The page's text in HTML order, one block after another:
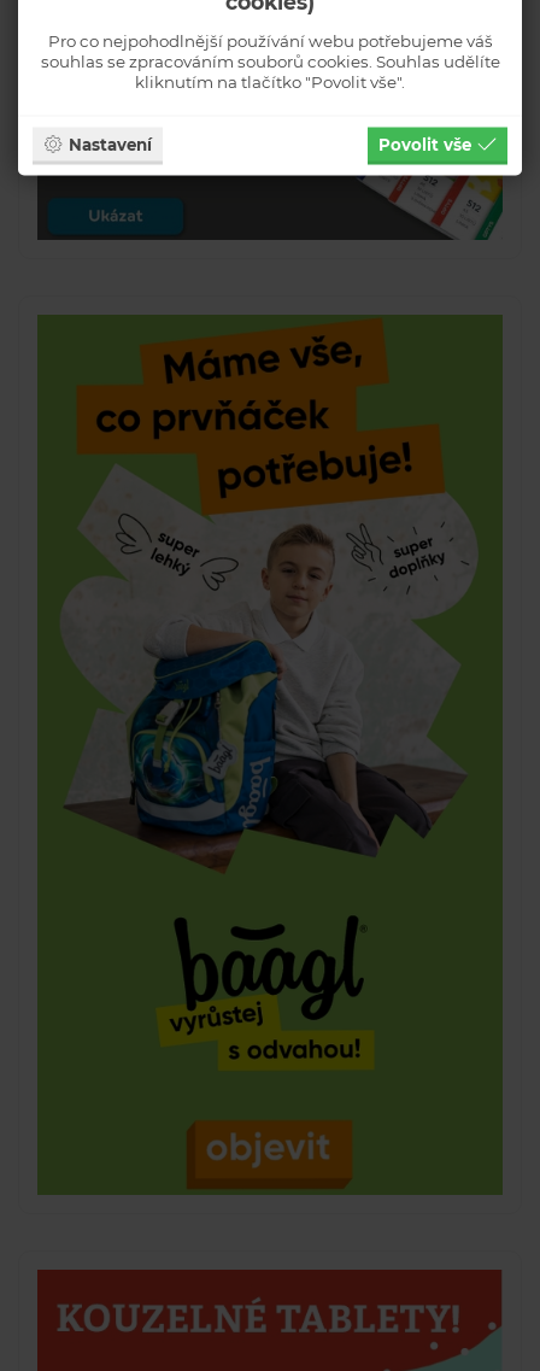
Pro co nejpohodlnější používání webu potřebujeme váš
souhlas se zpracováním souborů cookies. Souhlas udělíte
kliknutím na tlačítko "Povolit vše".
Nastavení Povolit vše